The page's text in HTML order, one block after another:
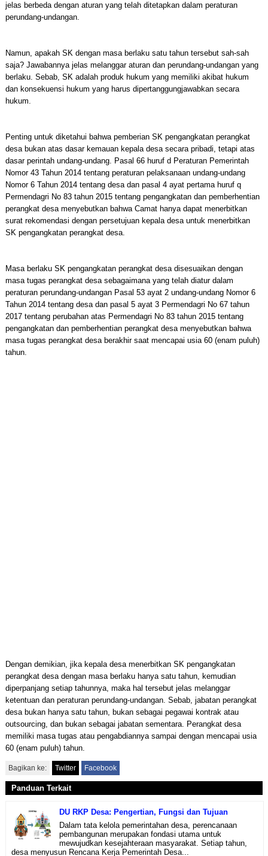
jelas berbeda dengan aturan yang telah ditetapkan dalam peraturan
perundang-undangan.
Namun, apakah SK dengan masa berlaku satu tahun tersebut sah-sah
saja? Jawabannya jelas melanggar aturan dan perundang-undangan yang
berlaku. Sebab, SK adalah produk hukum yang memiliki akibat hukum
dan konsekuensi hukum yang harus dipertanggungjawabkan secara
hukum.
Penting untuk diketahui bahwa pemberian SK pengangkatan perangkat
desa bukan atas dasar kemauan kepala desa secara pribadi, tetapi atas
dasar perintah undang-undang. Pasal 66 huruf d Peraturan Pemerintah
Nomor 43 Tahun 2014 tentang peraturan pelaksanaan undang-undang
Nomor 6 Tahun 2014 tentang desa dan pasal 4 ayat pertama huruf q
Permendagri No 83 tahun 2015 tentang pengangkatan dan pemberhentian
perangkat desa menyebutkan bahwa Camat hanya dapat menerbitkan
surat rekomendasi dengan persetujuan kepala desa untuk menerbitkan
SK pengangkatan perangkat desa.
Masa berlaku SK pengangkatan perangkat desa disesuaikan dengan
masa tugas perangkat desa sebagaimana yang telah diatur dalam
peraturan perundang-undangan Pasal 53 ayat 2 undang-undang Nomor 6
Tahun 2014 tentang desa dan pasal 5 ayat 3 Permendagri No 67 tahun
2017 tentang perubahan atas Permendagri No 83 tahun 2015 tentang
pengangkatan dan pemberhentian perangkat desa menyebutkan bahwa
masa tugas perangkat desa berakhir saat mencapai usia 60 (enam puluh)
tahun.
Dengan demikian, jika kepala desa menerbitkan SK pengangkatan
perangkat desa dengan masa berlaku hanya satu tahun, kemudian
diperpanjang setiap tahunnya, maka hal tersebut jelas melanggar
ketentuan dan peraturan perundang-undangan. Sebab, jabatan perangkat
desa bukan hanya satu tahun, bukan sebagai pegawai kontrak atau
outsourcing, dan bukan sebagai jabatan sementara. Perangkat desa
memiliki masa tugas atau pengabdiannya sampai dengan mencapai usia
60 (enam puluh) tahun.
Bagikan ke: Twitter Facebook
Panduan Terkait
DU RKP Desa: Pengertian, Fungsi dan Tujuan
Dalam tata kelola pemerintahan desa, perencanaan
pembangunan merupakan fondasi utama untuk
mewujudkan kesejahteraan masyarakat. Setiap tahun,
desa menyusun Rencana Kerja Pemerintah Desa...